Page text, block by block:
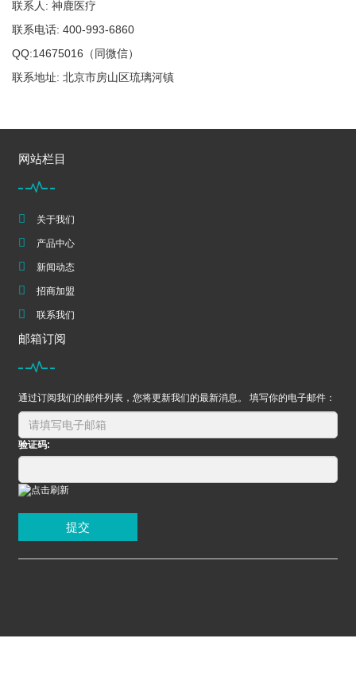
联系人: 神鹿医疗
联系电话: 400-993-6860
QQ:14675016（同微信）
联系地址: 北京市房山区琉璃河镇
网站栏目
关于我们
产品中心
新闻动态
招商加盟
联系我们
邮箱订阅
通过订阅我们的邮件列表，您将更新我们的最新消息。 填写你的电子邮件：
验证码:
提交